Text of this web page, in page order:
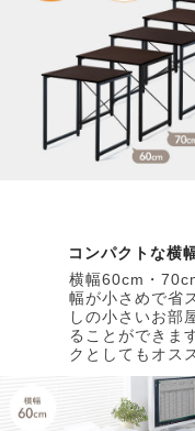
コンパクトな横
横幅60cm・
幅が小さめで省
しの小さいお部
ることができま
クとしてもオス